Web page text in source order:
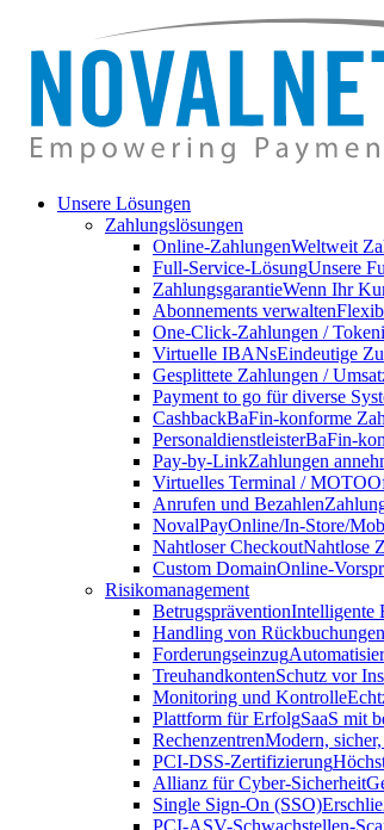
Unsere Lösungen
Zahlungslösungen
Online-ZahlungenWeltweit
Full-Service-LösungUnsere
ZahlungsgarantieWenn Ihr
Abonnements verwalten
One-Click-Zahlungen /
Virtuelle IBANsEindeutige
Gesplittete Zahlungen /
Payment to go für diverse
CashbackBaFin-konforme
PersonaldienstleisterBaFin-
Pay-by-LinkZahlungen
Virtuelles Terminal / MOTO
Anrufen und Bezahlen
NovalPayOnline/In-Store/
Nahtloser CheckoutNahtlose
Custom DomainOnline-
Risikomanagement
BetrugspräventionIntelligente
Handling von Rückbuchungen
Forderungseinzug
TreuhandkontenSchutz vor
Monitoring und Kontrolle
Plattform für ErfolgSaaS mit
RechenzentrenModern,
PCI-DSS-Zertifizierung
Allianz für Cyber-Sicherheit
Single Sign-On (SSO)
PCI-ASV-Schwachstellen-